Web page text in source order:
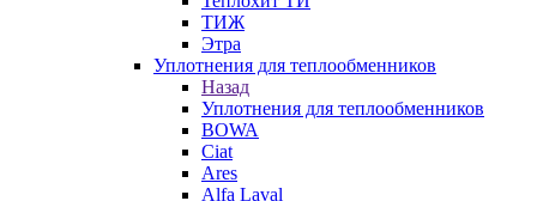
ТИЖ
Этра
Уплотнения для теплообменников
Назад
Уплотнения для теплообменников
BOWA
Ciat
Ares
Alfa Laval